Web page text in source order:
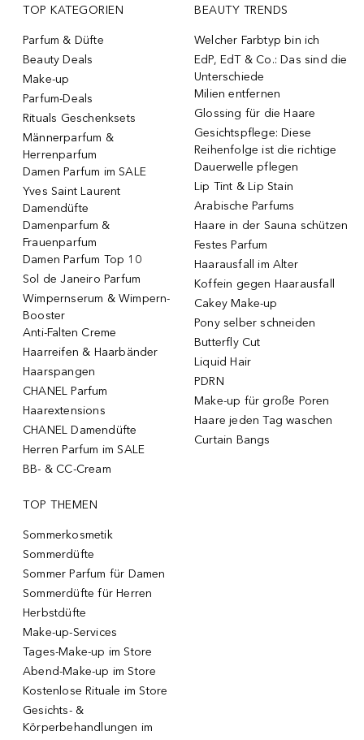
TOP KATEGORIEN
Parfum & Düfte
Beauty Deals
Make-up
Parfum-Deals
Rituals Geschenksets
Männerparfum &
Herrenparfum
Damen Parfum im SALE
Yves Saint Laurent
Damendüfte
Damenparfum &
Frauenparfum
Damen Parfum Top 10
Sol de Janeiro Parfum
Wimpernserum & Wimpern-
Booster
Anti-Falten Creme
Haarreifen & Haarbänder
Haarspangen
CHANEL Parfum
Haarextensions
CHANEL Damendüfte
Herren Parfum im SALE
BB- & CC-Cream
BEAUTY TRENDS
Welcher Farbtyp bin ich
EdP, EdT & Co.: Das sind die
Unterschiede
Milien entfernen
Glossing für die Haare
Gesichtspflege: Diese
Reihenfolge ist die richtige
Dauerwelle pflegen
Lip Tint & Lip Stain
Arabische Parfums
Haare in der Sauna schützen
Festes Parfum
Haarausfall im Alter
Koffein gegen Haarausfall
Cakey Make-up
Pony selber schneiden
Butterfly Cut
Liquid Hair
PDRN
Make-up für große Poren
Haare jeden Tag waschen
Curtain Bangs
TOP THEMEN
Sommerkosmetik
Sommerdüfte
Sommer Parfum für Damen
Sommerdüfte für Herren
Herbstdüfte
Make-up-Services
Tages-Make-up im Store
Abend-Make-up im Store
Kostenlose Rituale im Store
Gesichts- &
Körperbehandlungen im